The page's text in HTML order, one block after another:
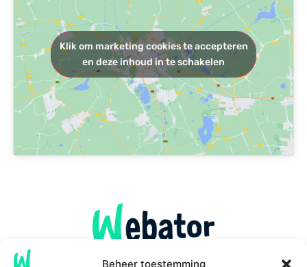
Beheer toestemming
Klik om marketing cookies te accepteren
en deze inhoud in te schakelen